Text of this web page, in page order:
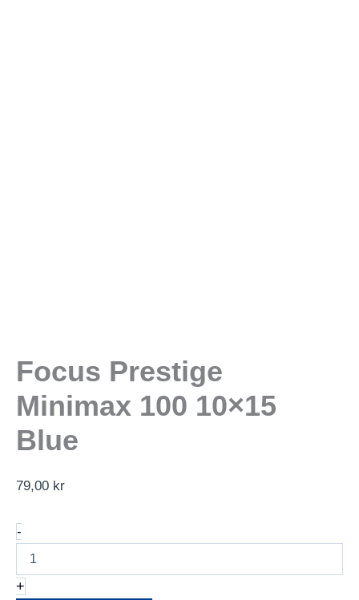
Focus Prestige
Minimax 100 10×15
Blue
79,00 kr
-Focus
Prestige
Minimax
100
10x15
+